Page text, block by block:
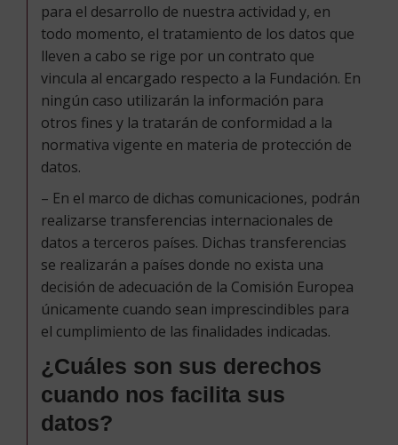
para el desarrollo de nuestra actividad y, en
todo momento, el tratamiento de los datos que
lleven a cabo se rige por un contrato que
vincula al encargado respecto a la Fundación. En
ningún caso utilizarán la información para
otros fines y la tratarán de conformidad a la
normativa vigente en materia de protección de
datos.
– En el marco de dichas comunicaciones, podrán
realizarse transferencias internacionales de
datos a terceros países. Dichas transferencias
se realizarán a países donde no exista una
decisión de adecuación de la Comisión Europea
únicamente cuando sean imprescindibles para
el cumplimiento de las finalidades indicadas.
¿Cuáles son sus derechos
cuando nos facilita sus
datos?